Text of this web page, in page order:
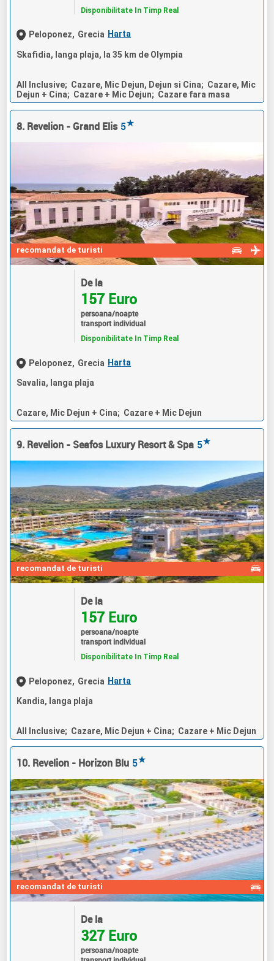
Disponibilitate In Timp Real
Peloponez, Grecia Harta
Skafidia, langa plaja, la 35 km de Olympia
All Inclusive; Cazare, Mic Dejun, Dejun si Cina; Cazare, Mic
Dejun + Cina; Cazare + Mic Dejun; Cazare fara masa
8. Revelion - Grand Elis 5★
recomandat de turisti
De la
157 Euro
persoana/noapte
transport individual
Disponibilitate In Timp Real
Peloponez, Grecia Harta
Savalia, langa plaja
Cazare, Mic Dejun + Cina; Cazare + Mic Dejun
9. Revelion - Seafos Luxury Resort & Spa 5★
recomandat de turisti
De la
157 Euro
persoana/noapte
transport individual
Disponibilitate In Timp Real
Peloponez, Grecia Harta
Kandia, langa plaja
All Inclusive; Cazare, Mic Dejun + Cina; Cazare + Mic Dejun
10. Revelion - Horizon Blu 5★
recomandat de turisti
De la
327 Euro
persoana/noapte